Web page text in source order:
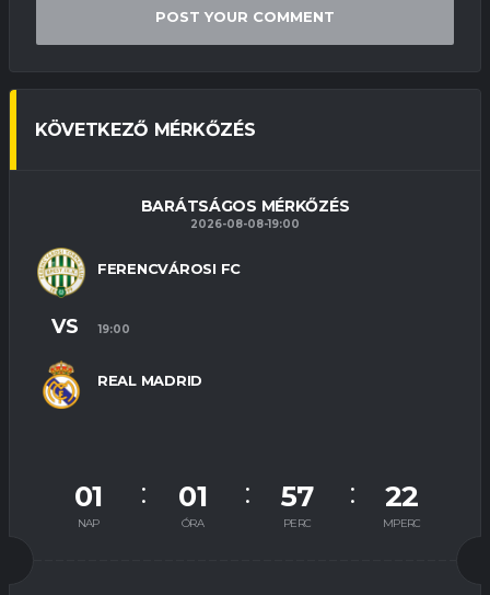
KÖVETKEZŐ MÉRKŐZÉS
BARÁTSÁGOS MÉRKŐZÉS
2026-08-08-19:00
FERENCVÁROSI FC
REAL MADRID
VS 19:00
01
NAP
01
ÓRA
57
PERC
21
MPERC